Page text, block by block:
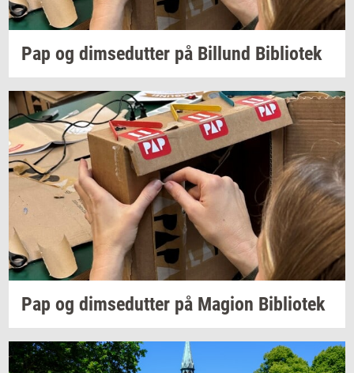
Pap og dim­se­dut­ter på Bil­lund Bi­bli­o­tek
Pap og dim­se­dut­ter på Magion Bi­bli­o­tek